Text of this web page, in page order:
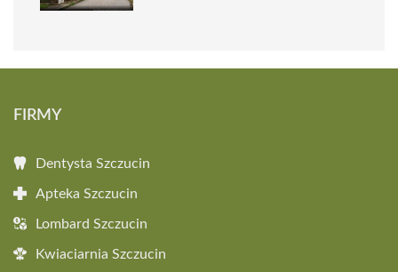
FIRMY
Dentysta Szczucin
Apteka Szczucin
Lombard Szczucin
Kwiaciarnia Szczucin